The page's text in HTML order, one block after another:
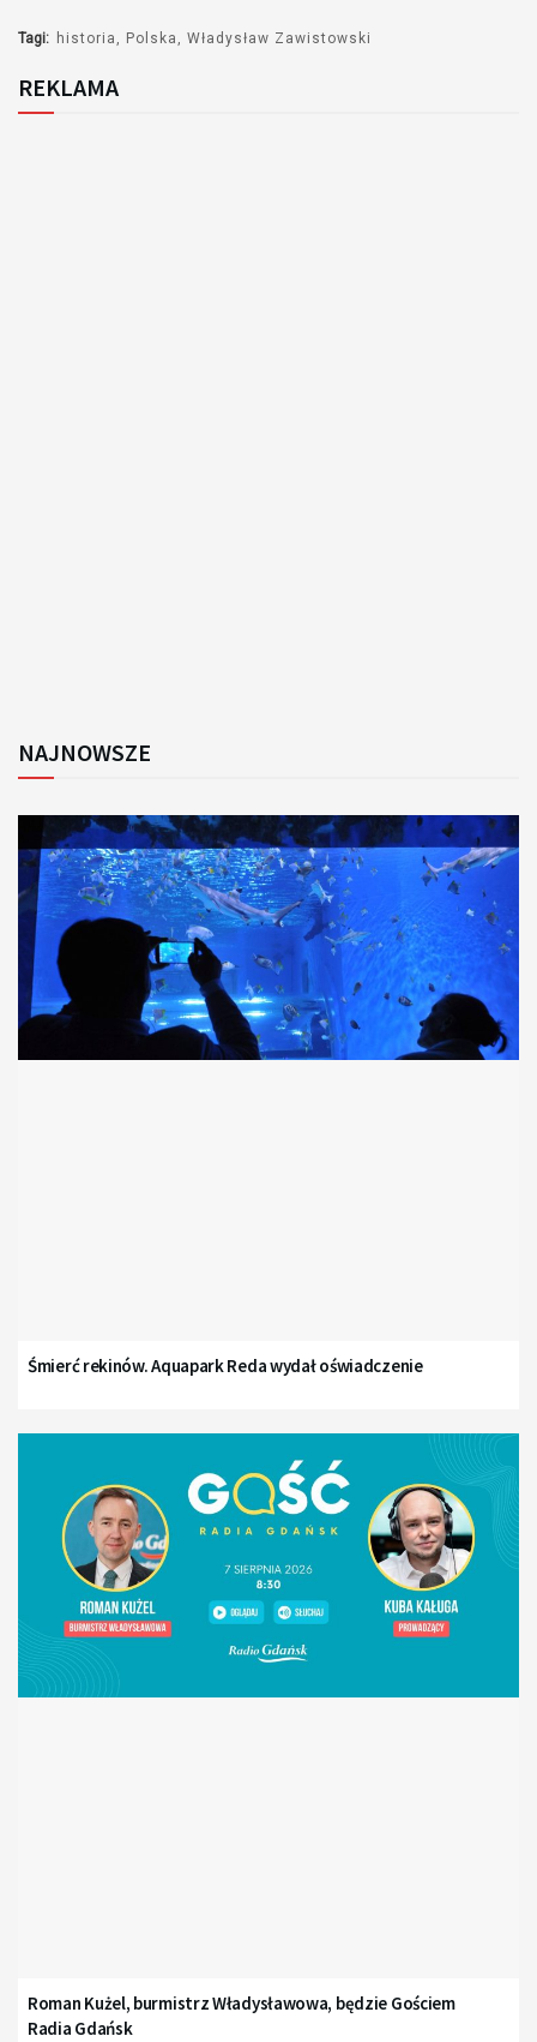
Tagi: historia Polska Władysław Zawistowski
REKLAMA
NAJNOWSZE
Śmierć rekinów. Aquapark Reda wydał oświadczenie
Roman Kużel, burmistrz Władysławowa, będzie Gościem
Radia Gdańsk